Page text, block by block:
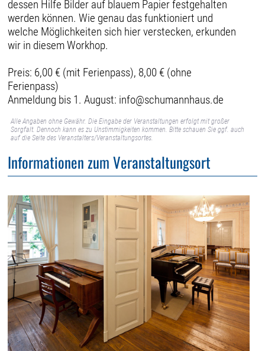
dessen Hilfe Bilder auf blauem Papier festgehalten
werden können. Wie genau das funktioniert und
welche Möglichkeiten sich hier verstecken, erkunden
wir in diesem Workhop.
Preis: 6,00 € (mit Ferienpass), 8,00 € (ohne
Ferienpass)
Anmeldung bis 1. August: info@schumannhaus.de
Alle Angaben ohne Gewähr. Die Eingabe der Veranstaltungen erfolgt mit großer
Sorgfalt. Dennoch kann es zu Unstimmigkeiten kommen. Bitte schauen Sie ggf. auch
auf die Seite des Veranstalters/Veranstaltungsortes.
Informationen zum Veranstaltungsort